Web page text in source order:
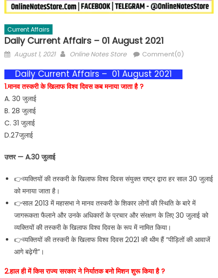
Current Affairs
Daily Current Affairs – 01 August 2021
August 1, 2021 Online Notes Store Comment(0)
Daily Current Affairs – 01 August 2021
1.मानव तस्करी के खिलाफ विश्व दिवस कब मनाया जाता है ?
A. 30 जुलाई
B. 28 जुलाई
C. 31 जुलाई
D.27जुलाई
उत्तर — A.30 जुलाई
👉व्यक्तियों की तस्करी के खिलाफ विश्व दिवस संयुक्त राष्ट्र द्वारा हर साल 30 जुलाई
को मनाया जाता है।
👉साल 2013 में महासभा ने मानव तस्करी के शिकार लोगों की स्थिति के बारे में
जागरूकता फैलाने और उनके अधिकारों के प्रचार और संरक्षण के लिए 30 जुलाई को
व्यक्तियों की तस्करी के खिलाफ विश्व दिवस के रूप में नामित किया।
👉व्यक्तियों की तस्करी के खिलाफ विश्व दिवस 2021 की थीम हैं “पीड़ितों की आवाजें
आगे बढ़ेगी”।
2.हाल ही में किस राज्य सरकार ने निर्यातक बनो मिशन शुरू किया है ?